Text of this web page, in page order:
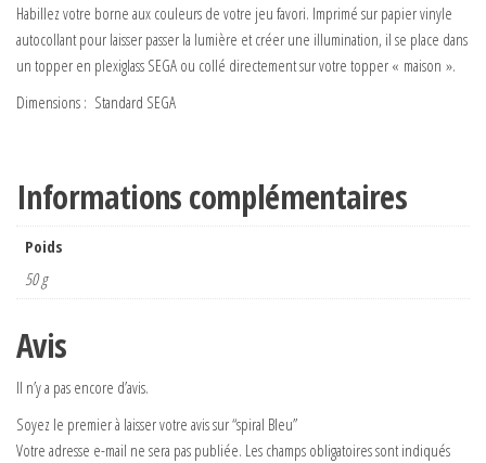
Habillez votre borne aux couleurs de votre jeu favori. Imprimé sur papier vinyle
autocollant pour laisser passer la lumière et créer une illumination, il se place dans
un topper en plexiglass SEGA ou collé directement sur votre topper « maison ».
Dimensions : Standard SEGA
Informations complémentaires
Poids
50 g
Avis
Il n’y a pas encore d’avis.
Soyez le premier à laisser votre avis sur “spiral Bleu”
Votre adresse e-mail ne sera pas publiée. Les champs obligatoires sont indiqués